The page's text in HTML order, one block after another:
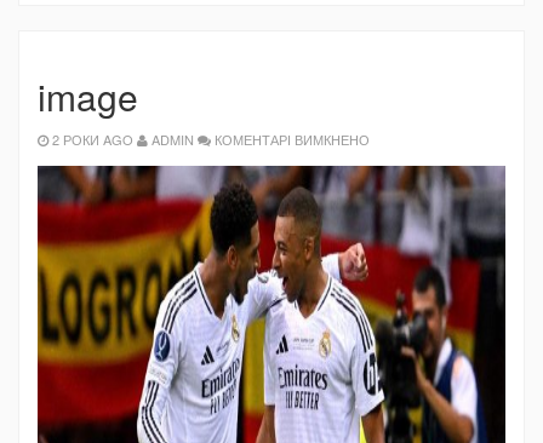
image
2 РОКИ AGO ADMIN КОМЕНТАРІ ВИМКНЕНО